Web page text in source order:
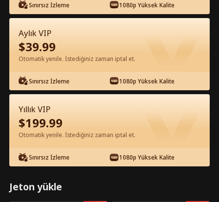
Uygulamada Ücretsiz İzle
Bölüm 42 - Haine Karşı Ortaklık Tam
Film
Sınırsız İzleme 1080p Yüksek Kalite
Aylık VIP
$39.99
Otomatik yenile. İstediğiniz zaman iptal et.
Sınırsız İzleme 1080p Yüksek Kalite
Yıllık VIP
$199.99
Otomatik yenile. İstediğiniz zaman iptal et.
Sınırsız İzleme 1080p Yüksek Kalite
Jeton yükle